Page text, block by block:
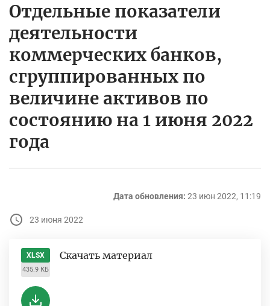
Отдельные показатели
деятельности
коммерческих банков,
сгруппированных по
величине активов по
состоянию на 1 июня 2022
года
Дата обновления: 23 июн 2022, 11:19
23 июня 2022
XLSX
435.9 КБ
Скачать материал